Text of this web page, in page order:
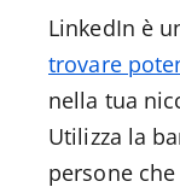
LinkedIn è
trovare
nella tua
Utilizza la
persone